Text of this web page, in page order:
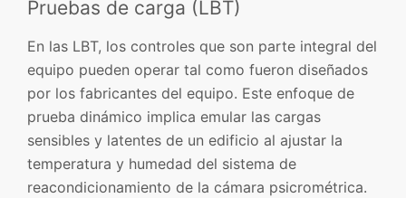
Pruebas de carga (LBT)
En las LBT, los controles que son parte integral del
equipo pueden operar tal como fueron diseñados
por los fabricantes del equipo. Este enfoque de
prueba dinámico implica emular las cargas
sensibles y latentes de un edificio al ajustar la
temperatura y humedad del sistema de
reacondicionamiento de la cámara psicrométrica.